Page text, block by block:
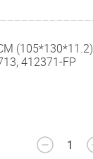
(105*130*11.2)
412371-FP